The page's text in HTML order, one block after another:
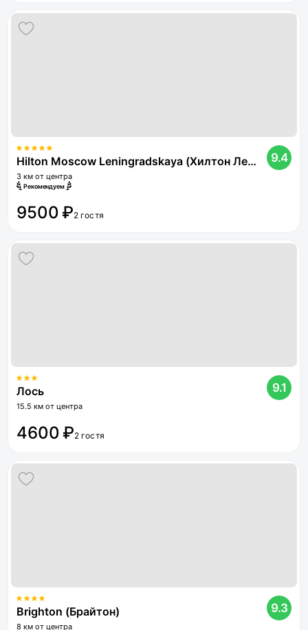
Hilton Moscow Leningradskaya (Хилтон Ленинградская)
3 км от центра
Рекомендуем
9.4
9500 ₽2 гостя
Лось
15.5 км от центра
9.1
4600 ₽2 гостя
Brighton (Брайтон)
8 км от центра
9.3